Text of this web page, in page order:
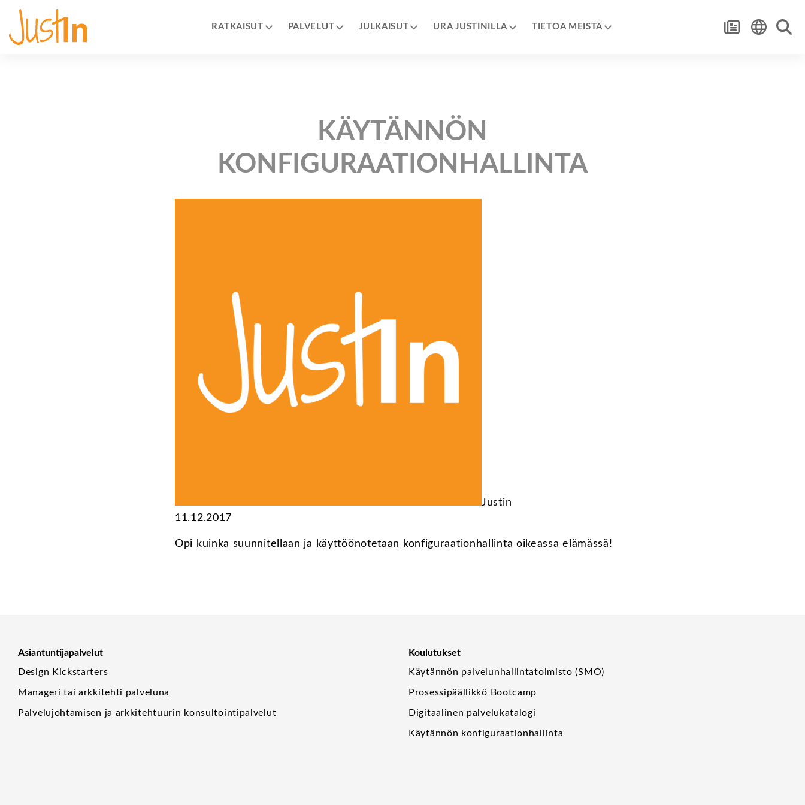
RATKAISUT PALVELUT JULKAISUT URA JUSTINILLA TIETOA MEISTÄ
KÄYTÄNNÖN
KONFIGURAATIONHALLINTA
Justin
11.12.2017
Opi kuinka suunnitellaan ja käyttöönotetaan konfiguraationhallinta oikeassa elämässä!
Asiantuntijapalvelut
Design Kickstarters
Manageri tai arkkitehti palveluna
Palvelujohtamisen ja arkkitehtuurin konsultointipalvelut
Koulutukset
Käytännön palvelunhallintatoimisto (SMO)
Prosessipäällikkö Bootcamp
Digitaalinen palvelukatalogi
Käytännön konfiguraationhallinta